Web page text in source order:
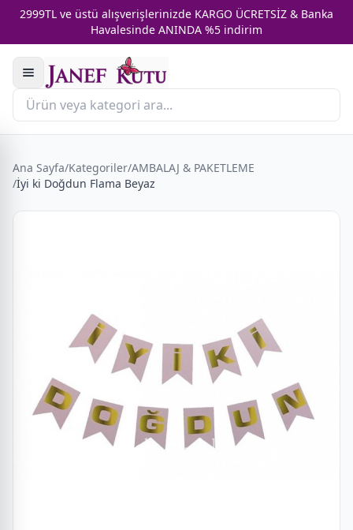
2999TL ve üstü alışverişlerinizde KARGO ÜCRETSİZ & Banka
Havalesinde ANINDA %5 indirim
Ana Sayfa/Kategoriler/AMBALAJ & PAKETLEME
/İyi ki Doğdun Flama Beyaz